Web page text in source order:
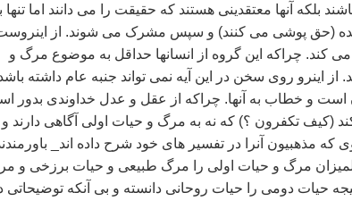
بلکه آنها معتقدينی هستند که حقيقت را می دانند اما تنها
(حق پوشی می کنند) و سپس مشرک می شوند. از
می کند. چراکه اين گروه از انسانها حداقل به موضوع مرگ و
از اينرو روی سخن در اين آيه نمی تواند جنبه عام داشته
است و خطاب به آنها. چراکه از عقل و عدل خداوندی بدور
(کيف تکفرون ؟) که نه به مرگ و حيات اولی آگاهی دارند و
مذهبيون آنرا در تفسير های خود شرح داده اند_
مرگ و حيات اولی را مرگ طبيعی و حيات برزخی و
حيات دومی را حيات روحانی دانسته و بی آنکه توضيحاتی